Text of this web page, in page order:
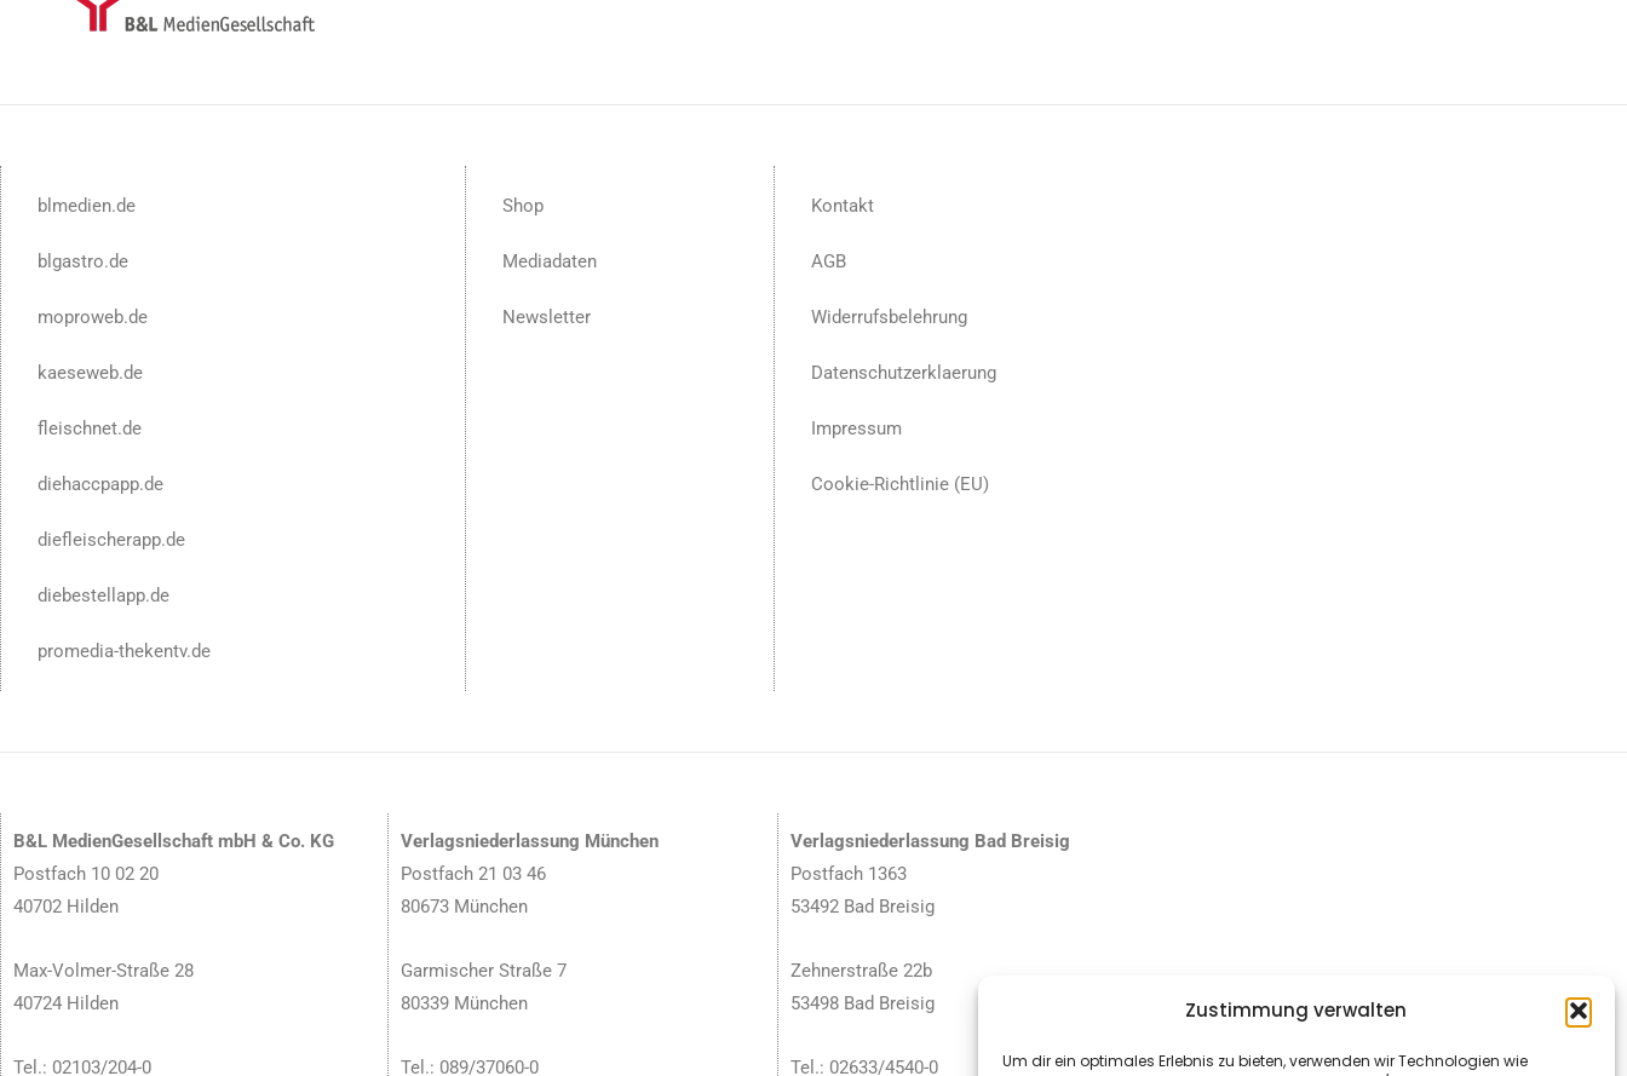
Zustimmung verwalten
Um dir ein optimales Erlebnis zu bieten, verwenden wir Technologien wie
blmedien.de
blgastro.de
moproweb.de
kaeseweb.de
fleischnet.de
diehaccpapp.de
diefleischerapp.de
diebestellapp.de
promedia-thekentv.de
Shop
Mediadaten
Newsletter
Kontakt
AGB
Widerrufsbelehrung
Datenschutzerklaerung
Impressum
Cookie-Richtlinie (EU)
B&L MedienGesellschaft mbH & Co. KG
Postfach 10 02 20
40702 Hilden
Max-Volmer-Straße 28
40724 Hilden
Tel.: 02103/204-0
Verlagsniederlassung München
Postfach 21 03 46
80673 München
Garmischer Straße 7
80339 München
Tel.: 089/37060-0
Verlagsniederlassung Bad Breisig
Postfach 1363
53492 Bad Breisig
Zehnerstraße 22b
53498 Bad Breisig
Tel.: 02633/4540-0